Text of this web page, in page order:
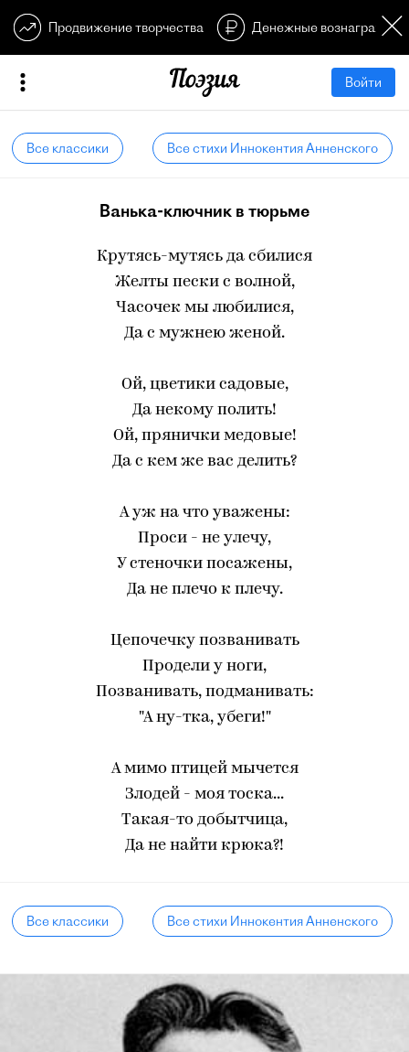
Продвижение творчества Денежные
Войти
Все классики Все стихи Иннокентия Анненского
Ванька-ключник в тюрьме
Крутясь-мутясь да сбилися
Желты пески с волной,
Часочек мы любилися,
Да с мужнею женой.
Ой, цветики садовые,
Да некому полить!
Ой, прянички медовые!
Да с кем же вас делить?
А уж на что уважены:
Проси - не улечу,
У стеночки посажены,
Да не плечо к плечу.
Цепочечку позванивать
Продели у ноги,
Позванивать, подманивать:
"А ну-тка, убеги!"
А мимо птицей мычется
Злодей - моя тоска...
Такая-то добытчица,
Да не найти крюка?!
Все классики Все стихи Иннокентия Анненского